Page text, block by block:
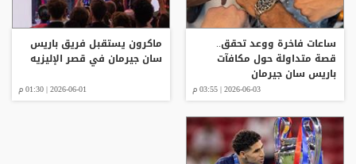
ساعات فاخرة ووعد تحقق..
قصة متداولة حول مكافآت
باريس سان جيرمان
2026-06-03 | 03:55 م
ماكرون يستقبل فريق باريس
سان جيرمان في قصر الإليزيه
2026-06-01 | 01:30 م